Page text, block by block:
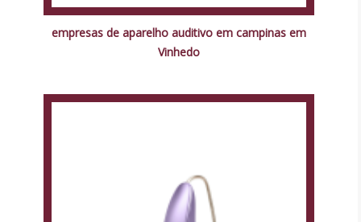
empresas de aparelho auditivo em campinas em
Vinhedo